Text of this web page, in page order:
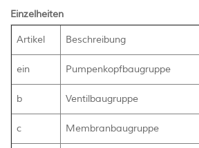
Einzelheiten
Artikel Beschreibung
ein Pumpenkopfbaugruppe
b Ventilbaugruppe
c Membranbaugruppe